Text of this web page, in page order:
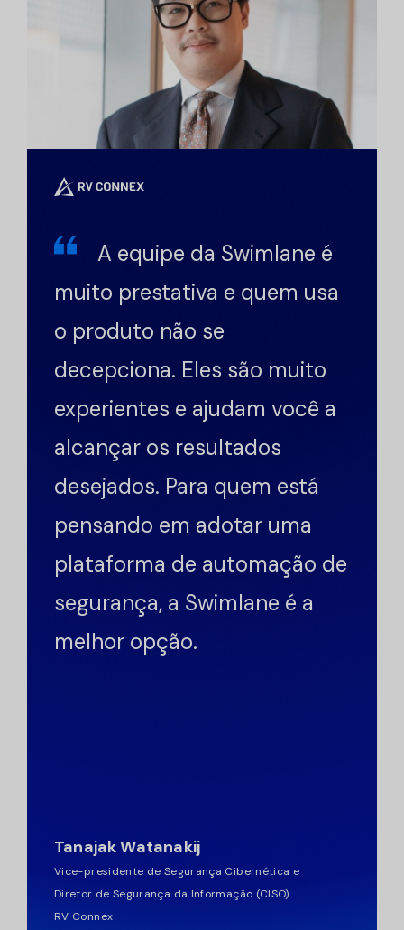
A equipe da Swimlane é
muito prestativa e quem usa
o produto não se
decepciona. Eles são muito
experientes e ajudam você a
alcançar os resultados
desejados. Para quem está
pensando em adotar uma
plataforma de automação de
segurança, a Swimlane é a
melhor opção.
Tanajak Watanakij
Vice-presidente de Segurança Cibernética e
Diretor de Segurança da Informação (CISO)
RV Connex